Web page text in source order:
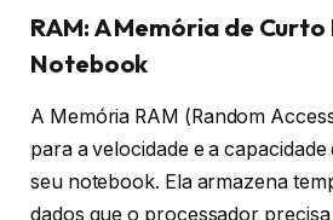
RAM: A Memória de
Notebook
A Memória RAM (Random
para a velocidade e a
seu notebook. Ela armazena
dados que o processador